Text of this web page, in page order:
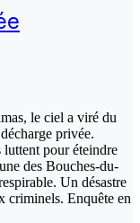
le ciel a viré du
privée.
luttent pour éteindre
des Bouches-du-
Un désastre
criminels. Enquête en